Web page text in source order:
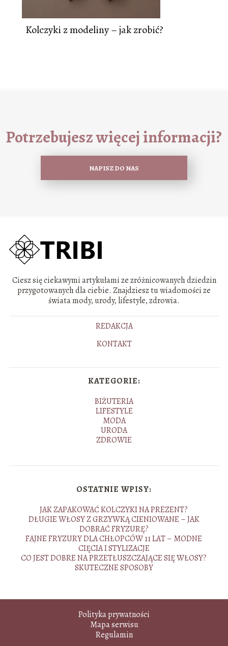
Kolczyki z modeliny – jak zrobić?
Potrzebujesz więcej informacji?
NAPISZ DO NAS
Ciesz się ciekawymi artykułami ze zróżnicowanych dziedzin
przygotowanych dla ciebie. Znajdziesz tu wiadomości ze
świata mody, urody, lifestyle, zdrowia.
REDAKCJA
KONTAKT
KATEGORIE:
BIŻUTERIA
LIFESTYLE
MODA
URODA
ZDROWIE
OSTATNIE WPISY:
JAK ZAPAKOWAĆ KOLCZYKI NA PREZENT?
DŁUGIE WŁOSY Z GRZYWKĄ CIENIOWANE – JAK
DOBRAĆ FRYZURĘ?
FAJNE FRYZURY DLA CHŁOPCÓW 11 LAT – MODNE
CIĘCIA I STYLIZACJE
CO JEST DOBRE NA PRZETŁUSZCZAJĄCE SIĘ WŁOSY?
SKUTECZNE SPOSOBY
Polityka prywatności
Mapa serwisu
Regulamin